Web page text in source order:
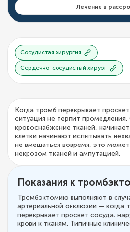
Лечение в
Сосудистая хирургия
Сердечно-сосудистый хирург
Когда тромб перекрывает
ситуация не терпит промедления.
кровоснабжение тканей,
клетки начинают испытывать
не вмешаться вовремя, это может
некрозом тканей и ампутацией.
Показания к
Тромбэктомию выполняют в
артериальной окклюзии — когда
перекрывает просвет сосуда,
крови к тканям. Типичные